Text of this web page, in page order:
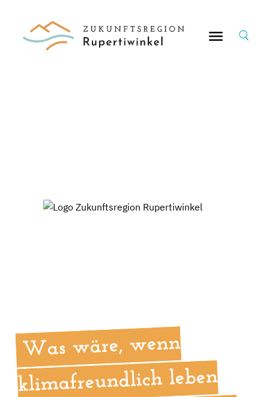
Suche
Was wäre, wenn
klimafreundlich leben